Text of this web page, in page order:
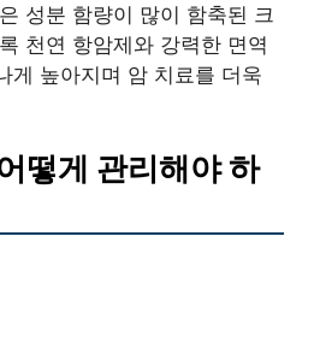
성분 함량이 많이 함축된 크
천연 항암제와 강력한 면역
게 높아지며 암 치료를 더욱
떻게 관리해야 하